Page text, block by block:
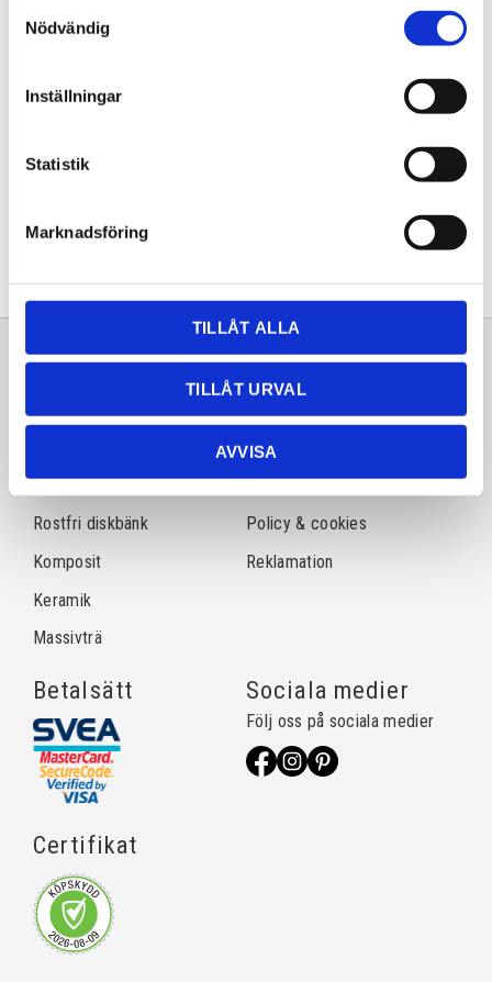
Nödvändig
Inställningar
Statistik
Marknadsföring
TILLÅT ALLA
TILLÅT URVAL
AVVISA
Lagervara
Artikelnr
20261423
Sortiment
Natursten
Rostfri diskbänk
Komposit
Keramik
Massivträ
Information
Frågor & svar
Köpvillkor
Policy & cookies
Reklamation
Betalsätt
Certifikat
Sociala medier
Följ oss på sociala medier